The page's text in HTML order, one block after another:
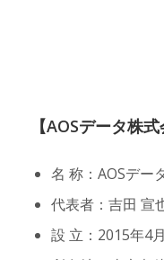
【AOSデータ株
名 称：AOSデー
代表者：吉田 宣
設 立：2015年4月